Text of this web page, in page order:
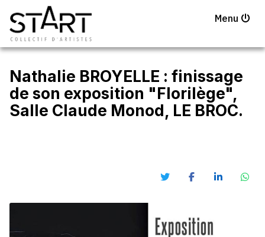
Menu
Nathalie BROYELLE : finissage
de son exposition "Florilège",
Salle Claude Monod, LE BROC.